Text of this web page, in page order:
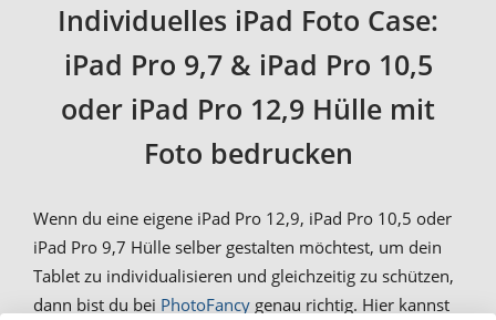
Individuelles iPad Foto Case:
iPad Pro 9,7 & iPad Pro 10,5
oder iPad Pro 12,9 Hülle mit
Foto bedrucken
Wenn du eine eigene iPad Pro 12,9, iPad Pro 10,5 oder
iPad Pro 9,7 Hülle selber gestalten möchtest, um dein
Tablet zu individualisieren und gleichzeitig zu schützen,
dann bist du bei PhotoFancy genau richtig. Hier kannst